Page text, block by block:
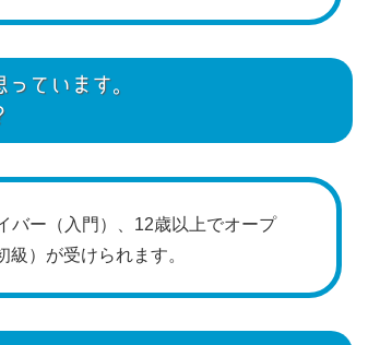
ています。
バー（入門）、12歳以上でオープ
）が受けられます。